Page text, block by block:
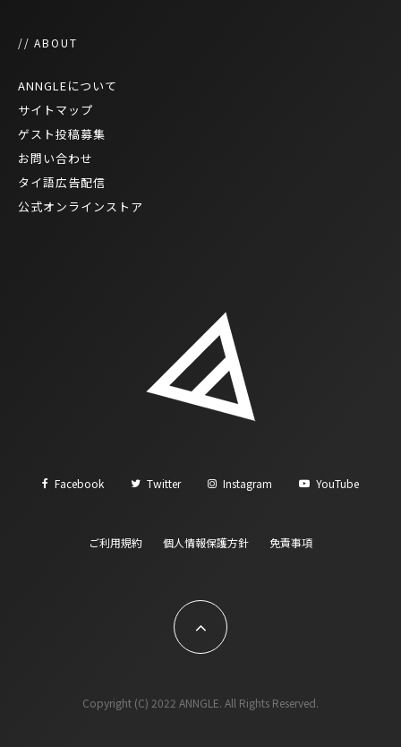
// ABOUT
ANNGLEについて
サイトマップ
ゲスト投稿募集
お問い合わせ
タイ語広告配信
公式オンラインストア
Facebook Twitter Instagram YouTube
ご利用規約 個人情報保護方針 免責事項
Copyright (C) 2022 ANNGLE. All Rights Reserved.